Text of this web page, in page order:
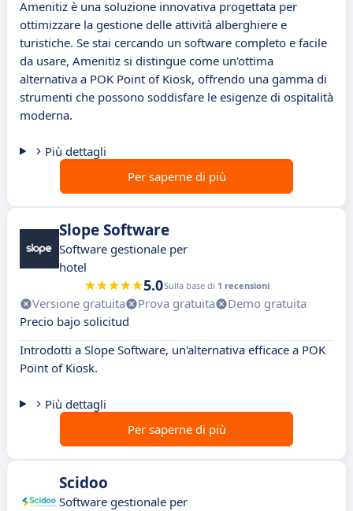
Amenitiz è una soluzione innovativa progettata per
ottimizzare la gestione delle attività alberghiere e
turistiche. Se stai cercando un software completo e facile
da usare, Amenitiz si distingue come un'ottima
alternativa a POK Point of Kiosk, offrendo una gamma di
strumenti che possono soddisfare le esigenze di ospitalità
moderna.
Più dettagli
Per saperne di più
Slope Software
Software gestionale per
hotel
5.0Sulla base di 1 recensioni
Versione gratuita Prova gratuita
Demo gratuita
Precio bajo solicitud
Introdotti a Slope Software, un'alternativa efficace a POK
Point of Kiosk.
Più dettagli
Per saperne di più
Scidoo
Software gestionale per